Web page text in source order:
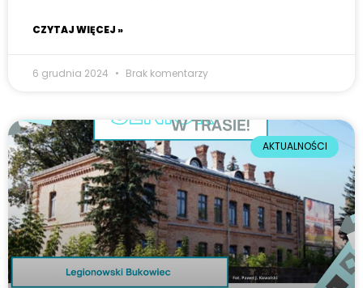
CZYTAJ WIĘCEJ »
6 grudnia 2024 Brak komentarzy
AKTUALNOŚCI